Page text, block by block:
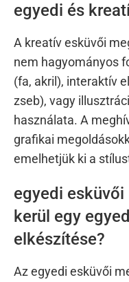
egyedi és
A kreatív esküvői
nem hagyományos
(fa, akril), interaktív
zseb), vagy
használata. A
grafikai
emelhetjük ki a
egyedi
kerül egy
elkészítése?
Az egyedi esküvői